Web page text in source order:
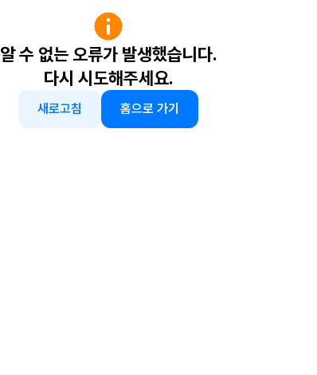
알 수 없는 오류가 발생했습니다.
다시 시도해주세요.
새로고침 홈으로 가기